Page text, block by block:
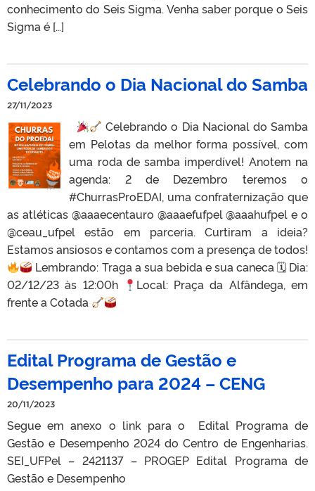
conhecimento do Seis Sigma. Venha saber porque o Seis
Sigma é […]
Celebrando o Dia Nacional do Samba
27/11/2023
Celebrando o Dia Nacional do Samba
em Pelotas da melhor forma possível, com
uma roda de samba imperdível! Anotem na
agenda: 2 de Dezembro teremos o
#ChurrasProEDAI, uma confraternização que
as atléticas @aaaecentauro @aaaefufpel @aaahufpel e o
@ceau_ufpel estão em parceria. Curtiram a ideia?
Estamos ansiosos e contamos com a presença de todos!
Lembrando: Traga a sua bebida e sua caneca 🗓 Dia:
02/12/23 às 12:00h
Local: Praça da Alfândega, em
frente a Cotada
Edital Programa de Gestão e
Desempenho para 2024 – CENG
20/11/2023
Segue em anexo o link para o Edital Programa de
Gestão e Desempenho 2024 do Centro de Engenharias.
SEI_UFPel – 2421137 – PROGEP Edital Programa de
Gestão e Desempenho